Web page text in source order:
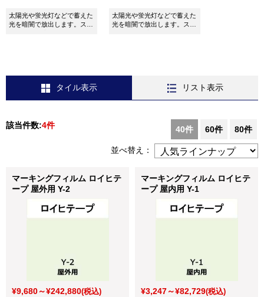
太陽光や蛍光灯などで蓄えた
光を暗闇で放出します。ステ
太陽光や蛍光灯などで蓄えた
光を暗闇で放出します。ステ
タイル表示 リスト表示
該当件数:4件 40件 60件 80件
並べ替え：
マーキングフィルム ロイヒテ
ープ 屋外用 Y-2
¥9,680～¥242,880(税込)
マーキングフィルム ロイヒテ
ープ 屋内用 Y-1
¥3,247～¥82,729(税込)